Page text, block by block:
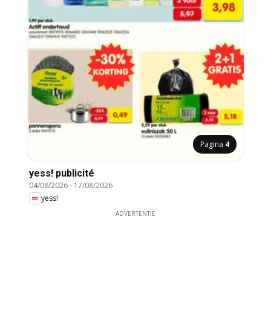
Pagina 4
yess! publicité
04/08/2026- 17/08/2026
yess!
ADVERTENTIE